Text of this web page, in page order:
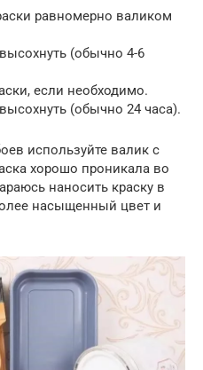
равномерно валиком
(обычно 4-6
если необходимо.
(обычно 24 часа).
используйте валик с
хорошо проникала во
наносить краску в
насыщенный цвет и